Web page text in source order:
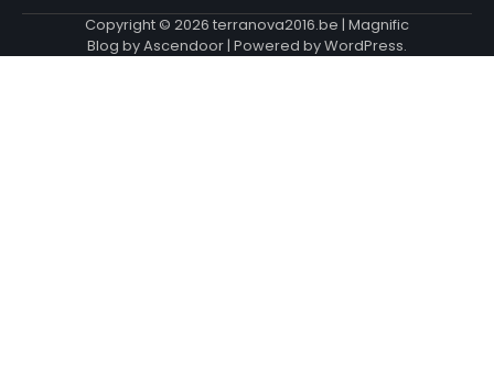
Copyright © 2026 terranova2016.be | Magnific
Blog byAscendoor| Powered byWordPress.